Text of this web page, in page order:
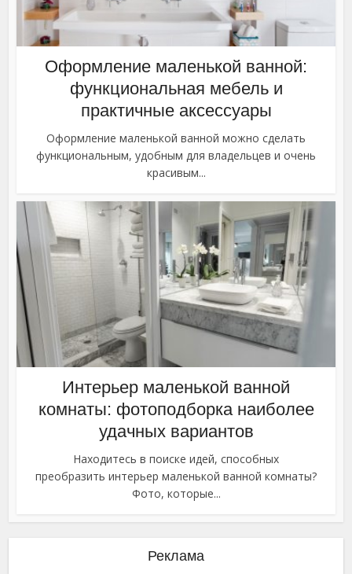
Оформление маленькой ванной:
функциональная мебель и
практичные аксессуары
Оформление маленькой ванной можно сделать
функциональным, удобным для владельцев и очень
красивым...
Интерьер маленькой ванной
комнаты: фотоподборка наиболее
удачных вариантов
Находитесь в поиске идей, способных
преобразить интерьер маленькой ванной комнаты?
Фото, которые...
Реклама